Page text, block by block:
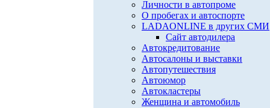
Личности в автопроме
О пробегах и автоспорте
LADAONLINE в других СМИ
Сайт автодилера
Автокредитование
Автосалоны и выставки
Автопутешествия
Автоюмор
Автокластеры
Женщина и автомобиль